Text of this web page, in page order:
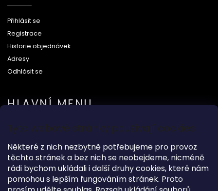
Tyto webové stránky používají cookies
Některé z nich nezbytně potřebujeme pro provoz
těchto stránek a bez nich se neobejdeme, nicméně
rádi bychom ukládali i další druhy cookies, které nám
pomohou s lepším fungováním stránek. Proto
Přihlásit se
Registrace
Historie objednávek
Adresy
Odhlásit se
HLAVNÍ MENU
Na svatbu
Dárkové předměty
Módní doplňky
O nás